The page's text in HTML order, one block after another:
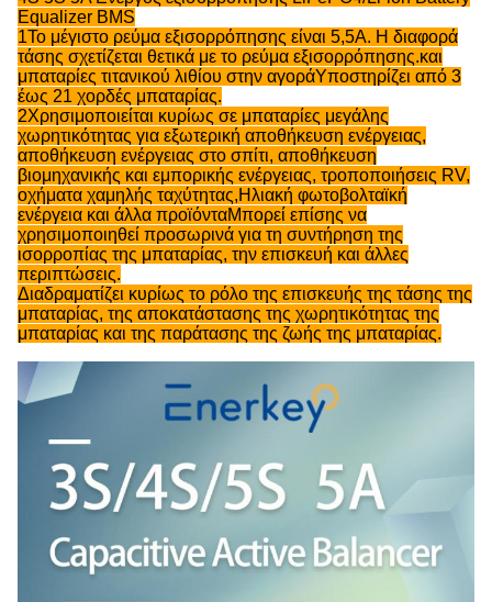
Equalizer BMS
1Το μέγιστο ρεύμα εξισορρόπησης είναι 5,5A. Η διαφορά
τάσης σχετίζεται θετικά με το ρεύμα εξισορρόπησης.και
μπαταρίες τιτανικού λιθίου στην αγοράΥποστηρίζει από 3
έως 21 χορδές μπαταρίας.
2Χρησιμοποιείται κυρίως σε μπαταρίες μεγάλης
χωρητικότητας για εξωτερική αποθήκευση ενέργειας,
αποθήκευση ενέργειας στο σπίτι, αποθήκευση
βιομηχανικής και εμπορικής ενέργειας, τροποποιήσεις RV,
οχήματα χαμηλής ταχύτητας,Ηλιακή φωτοβολταϊκή
ενέργεια και άλλα προϊόνταΜπορεί επίσης να
χρησιμοποιηθεί προσωρινά για τη συντήρηση της
ισορροπίας της μπαταρίας, την επισκευή και άλλες
περιπτώσεις.
Διαδραματίζει κυρίως το ρόλο της επισκευής της τάσης της
μπαταρίας, της αποκατάστασης της χωρητικότητας της
μπαταρίας και της παράτασης της ζωής της μπαταρίας.